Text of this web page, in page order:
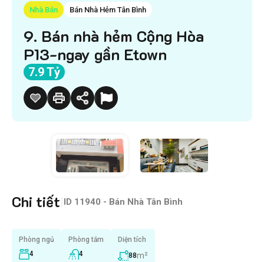
Nhà Bán Bán Nhà Hẻm Tân Bình
9. Bán nhà hẻm Cộng Hòa
P13-ngay gần Etown
7.9 Tỷ
Chi tiết ID 11940 - Bán Nhà Tân Bình
Phòng ngủ
4
Phòng tắm
4
Diện tích
88m²